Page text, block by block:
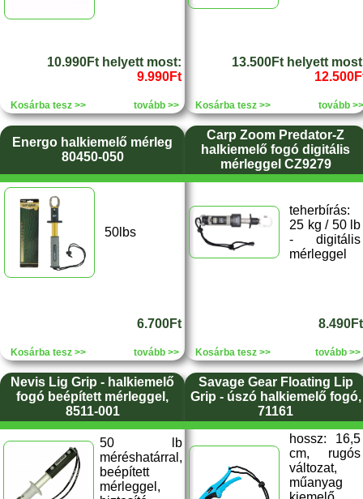
10.990Ft helyett most:
9.990Ft
Kosárba tesz >> tovább >>
13.500Ft helyett
Kosárba tesz >> tovább >>
Energo halkiemelő mérleg
80450-050
50lbs
6.700Ft
Kosárba tesz >> tovább >>
Carp Zoom Predator-Z
halkiemelő fogó digitális
mérleggel CZ9279
teherbírás:
25 kg / 50 lb
- digitális
mérleggel
8.490Ft
Kosárba tesz >> tovább >>
Nevis Lig Grip - halkiemelő
fogó beépített mérleggel,
8511-001
50 lb
méréshatárral,
beépített
mérleggel,
Savage Gear Floating Lip
Grip - úszó halkiemelő fogó,
71161
hossz: 16,5
cm, rugós
változat,
műanyag